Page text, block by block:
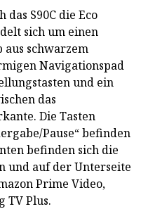
das S90C die Eco
sich um einen
aus schwarzem
Navigationspad
und ein
das
Die Tasten
Pause“ befinden
befinden sich die
und auf der Unterseite
Prime Video,
TV Plus.